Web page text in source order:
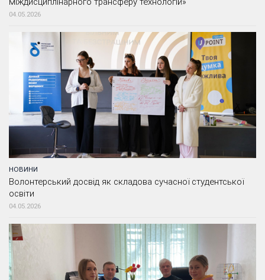
04.05.2026
НОВИНИ
Волонтерський досвід як складова сучасної студентської
освіти
04.05.2026